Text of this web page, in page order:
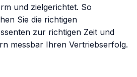
und zielgerichtet. So
Sie die richtigen
zur richtigen Zeit und
messbar Ihren Vertriebserfolg.